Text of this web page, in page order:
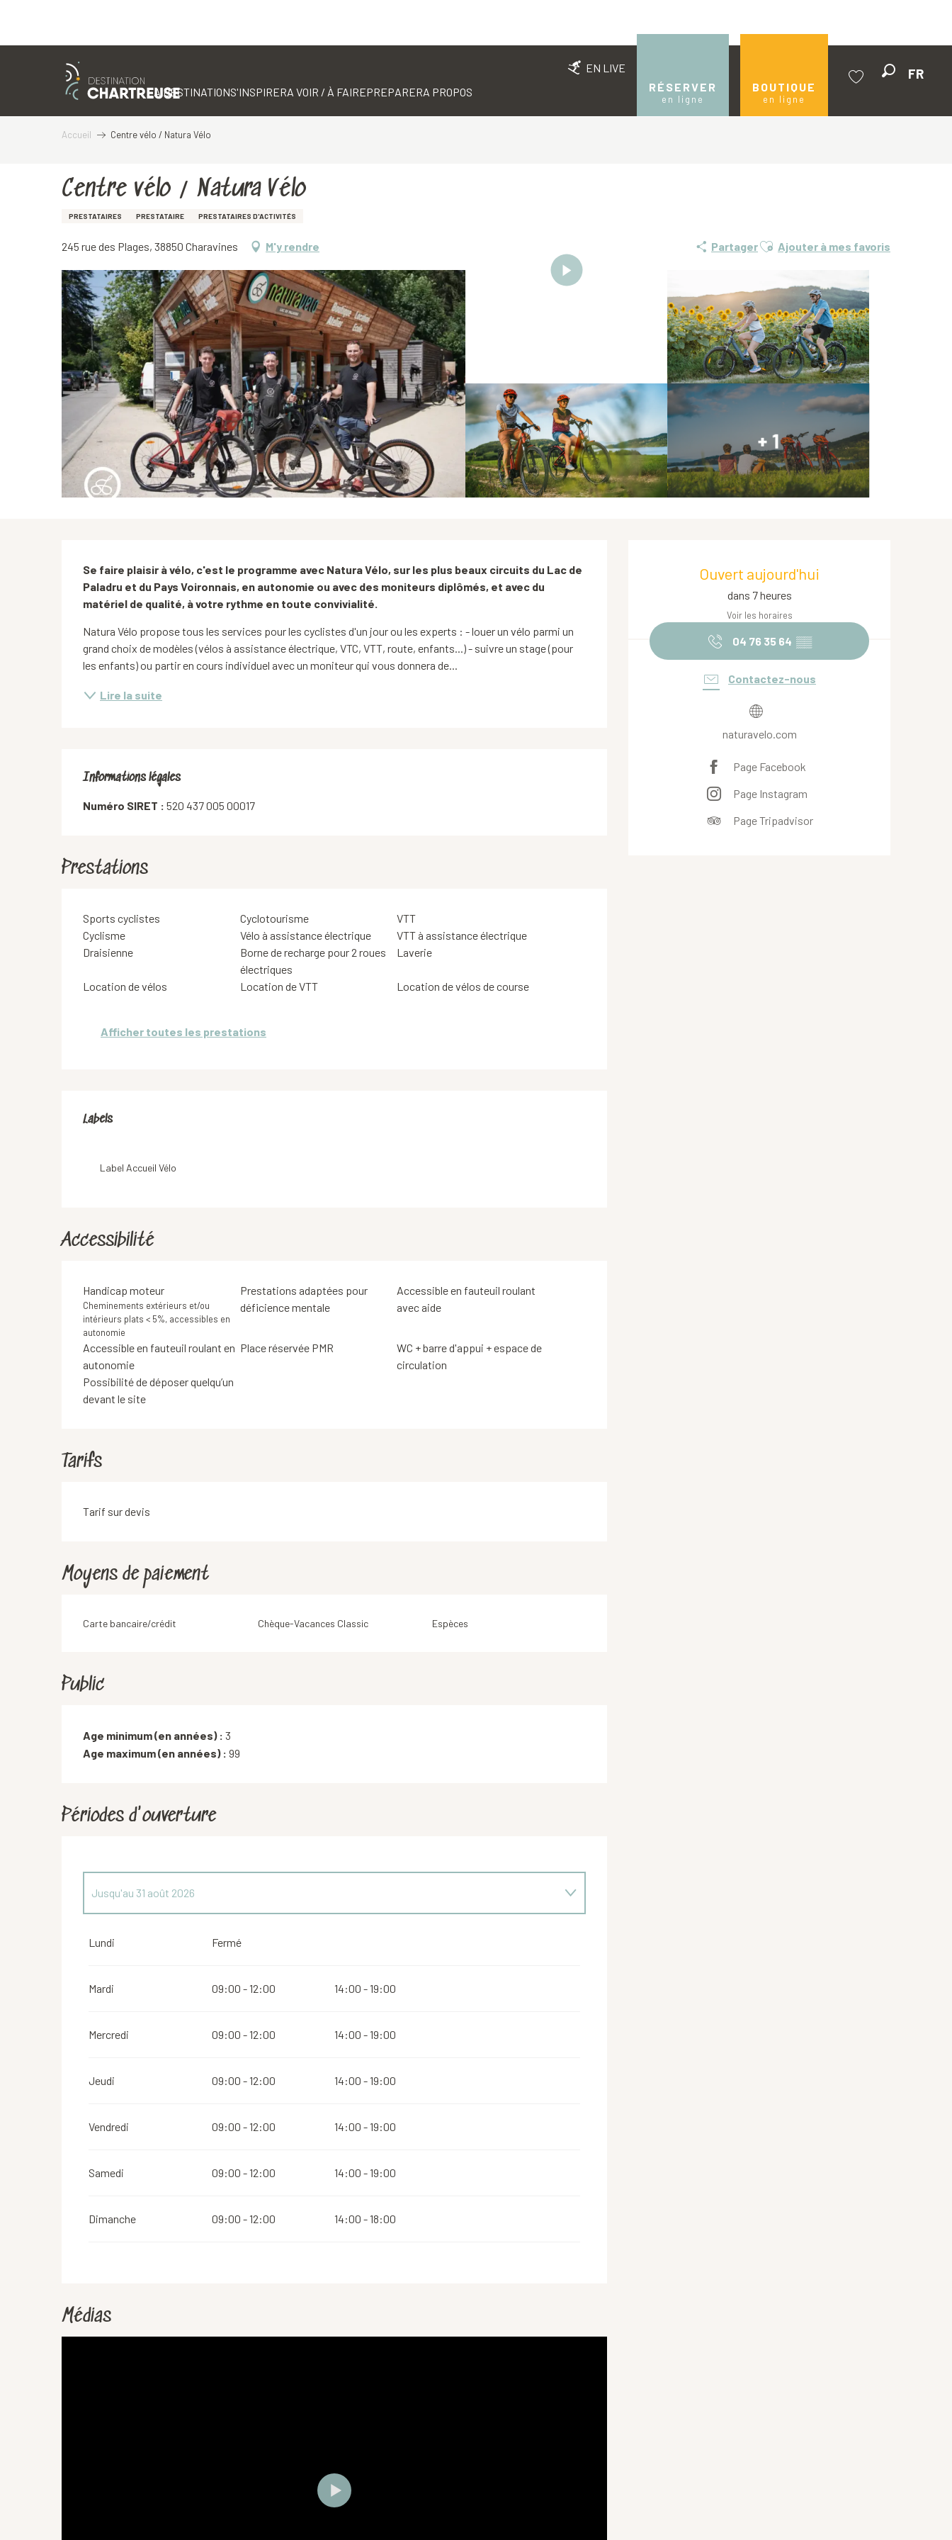
EN LIVE
RÉSERVER
en ligne
BOUTIQUE
en ligne
FR
LA DESTINATIONS'INSPIRERA VOIR / À FAIREPREPARERA PROPOS
Accueil Centre vélo / Natura Vélo
Centre vélo / Natura Vélo
PRESTATAIRES PRESTATAIRE PRESTATAIRES D'ACTIVITÉS
245 rue des Plages, 38850 Charavines M'y rendre PartagerAjouter aux favoris
Ajouter à mes favoris
+ 1
Ouverture et coordonnées
Ouvert aujourd'hui
dans 7 heures
Voir les horaires
04 76 35 64 ▒▒
Contactez-nous
naturavelo.com
Page Facebook
Page Instagram
Page Tripadvisor
Description
Se faire plaisir à vélo, c'est le programme avec Natura Vélo, sur les plus beaux circuits du Lac de
Paladru et du Pays Voironnais, en autonomie ou avec des moniteurs diplômés, et avec du
matériel de qualité, à votre rythme en toute convivialité.
Natura Vélo propose tous les services pour les cyclistes d'un jour ou les experts : - louer un vélo parmi un
grand choix de modèles (vélos à assistance électrique, VTC, VTT, route, enfants...) - suivre un stage (pour
les enfants) ou partir en cours individuel avec un moniteur qui vous donnera de...
Lire la suite
Informations légales
Informations légales
Numéro SIRET : 520 437 005 00017
Prestations
Sports cyclistes Cyclotourisme
VTT
Cyclisme
Vélo à assistance électrique
VTT à assistance électrique
Draisienne
Borne de recharge pour 2 roues
électriques
Laverie
Location de vélos Location de VTT Location de vélos de course
Afficher toutes les prestations
Offres de prestations
Labels
Labels
Label Accueil Vélo
Accessibilité
Handicap moteur
Cheminements extérieurs et/ou
intérieurs plats < 5%, accessibles en
autonomie
Prestations adaptées pour
déficience mentale
Accessible en fauteuil roulant
avec aide
Accessible en fauteuil roulant en
autonomie
Place réservée PMR
WC + barre d'appui + espace de
circulation
Possibilité de déposer quelqu’un
devant le site
Tarifs
Tarif sur devis
Moyens de paiement
Carte bancaire/crédit Chèque-Vacances Classic Espèces
Public
Age minimum (en années) : 3
Age maximum (en années) : 99
Périodes d'ouverture
Jusqu'au 31 août 2026
Lundi Fermé
Mardi 09:00 - 12:00 14:00 - 19:00
Mercredi 09:00 - 12:00 14:00 - 19:00
Jeudi 09:00 - 12:00 14:00 - 19:00
Vendredi 09:00 - 12:00 14:00 - 19:00
Samedi 09:00 - 12:00 14:00 - 19:00
Dimanche 09:00 - 12:00 14:00 - 18:00
Médias